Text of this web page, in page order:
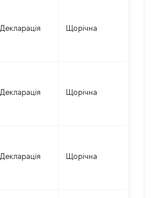
Декларація Щорічна
Декларація Щорічна
Декларація Щорічна